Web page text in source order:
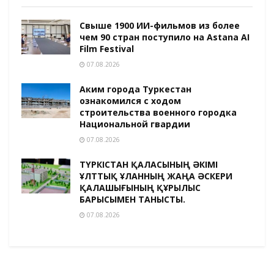
Свыше 1900 ИИ-фильмов из более
чем 90 стран поступило на Astana AI
Film Festival
07.08.2026
Аким города Туркестан
ознакомился с ходом
строительства военного городка
Национальной гвардии
07.08.2026
ТҮРКІСТАН ҚАЛАСЫНЫҢ ӘКІМІ
ҰЛТТЫҚ ҰЛАННЫҢ ЖАҢА ӘСКЕРИ
ҚАЛАШЫҒЫНЫҢ ҚҰРЫЛЫС
БАРЫСЫМЕН ТАНЫСТЫ.
07.08.2026